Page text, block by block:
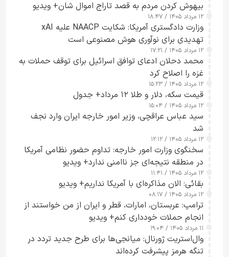
بیهوش کردن مردم به قصد تاراج اموال شان+ ویدیو
۱۲ مرداد ۱۴۰۵ / ۱۸:۴۷
وزارت دادگستری آمریکا: شکایت NAACP علیه xAI
تهدیدی برای نوآوری هوش مصنوعی است
۱۲ مرداد ۱۴۰۵ / ۱۷:۲۱
محمد دحلان ادعای توافق اسرائیل برای توقف حملات به
غزه را اصلاح کرد
۱۲ مرداد ۱۴۰۵ / ۱۵:۲۳
قیمت سکه، دلار و طلا ۱۲ مرداد+ جدول
۱۲ مرداد ۱۴۰۵ / ۱۵:۰۴
سید عباس عراقچی، وزیر امور خارجه ایران وارد نجف
شد
۱۲ مرداد ۱۴۰۵ / ۱۲:۱۲
سخنگوی وزارت امور خارجه: تداوم حضور نظامی آمریکا
در منطقه نتیجه‌ای جز ناامنی ندارد+ ویدیو
۱۲ مرداد ۱۴۰۵ / ۱۱:۴۱
بقائی: الان مذاکره‌ای با آمریکا نداریم+ ویدیو
۱۲ مرداد ۱۴۰۵ / ۰۸:۱۷
ترامپ: عربستان، امارات، قطر و ایران از من خواستند از
انجام حملات خودداری کنم+ ویدیو
۱۱ مرداد ۱۴۰۵ / ۱۹:۰۴
وال‌استریت ژورنال: میانجی‌ها برای طرح جدید تردد در
تنگه هرمز پیشرفت کرده‌اند